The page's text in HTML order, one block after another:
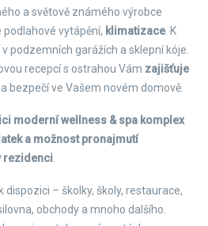
a světově známého výrobce
podlahové vytápění, klimatizace. K
podzemních garážích a sklepní kóje.
recepcí s ostrahou Vám zajišťuje
a bezpečí ve Vašem novém domově.
moderní wellness & spa komplex
a možnost pronajmutí
rezidenci
dispozici – školky, školy, restaurace,
obchody a mnoho dalšího.